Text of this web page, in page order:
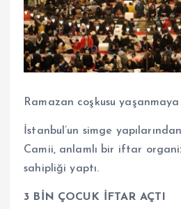
Ramazan coşkusu
İstanbul’un simge
Camii, anlamlı bir iftar
sahipliği yaptı.
3 BİN ÇOCUK İFTAR AÇTI